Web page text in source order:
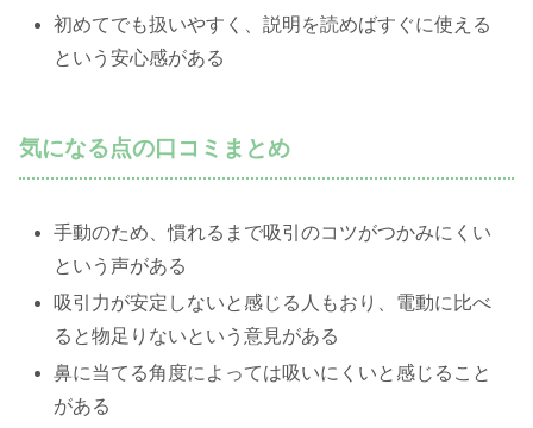
初めてでも扱いやすく、説明を読めばすぐに使える
という安心感がある
気になる点の口コミまとめ
手動のため、慣れるまで吸引のコツがつかみにくい
という声がある
吸引力が安定しないと感じる人もおり、電動に比べ
ると物足りないという意見がある
鼻に当てる角度によっては吸いにくいと感じること
がある